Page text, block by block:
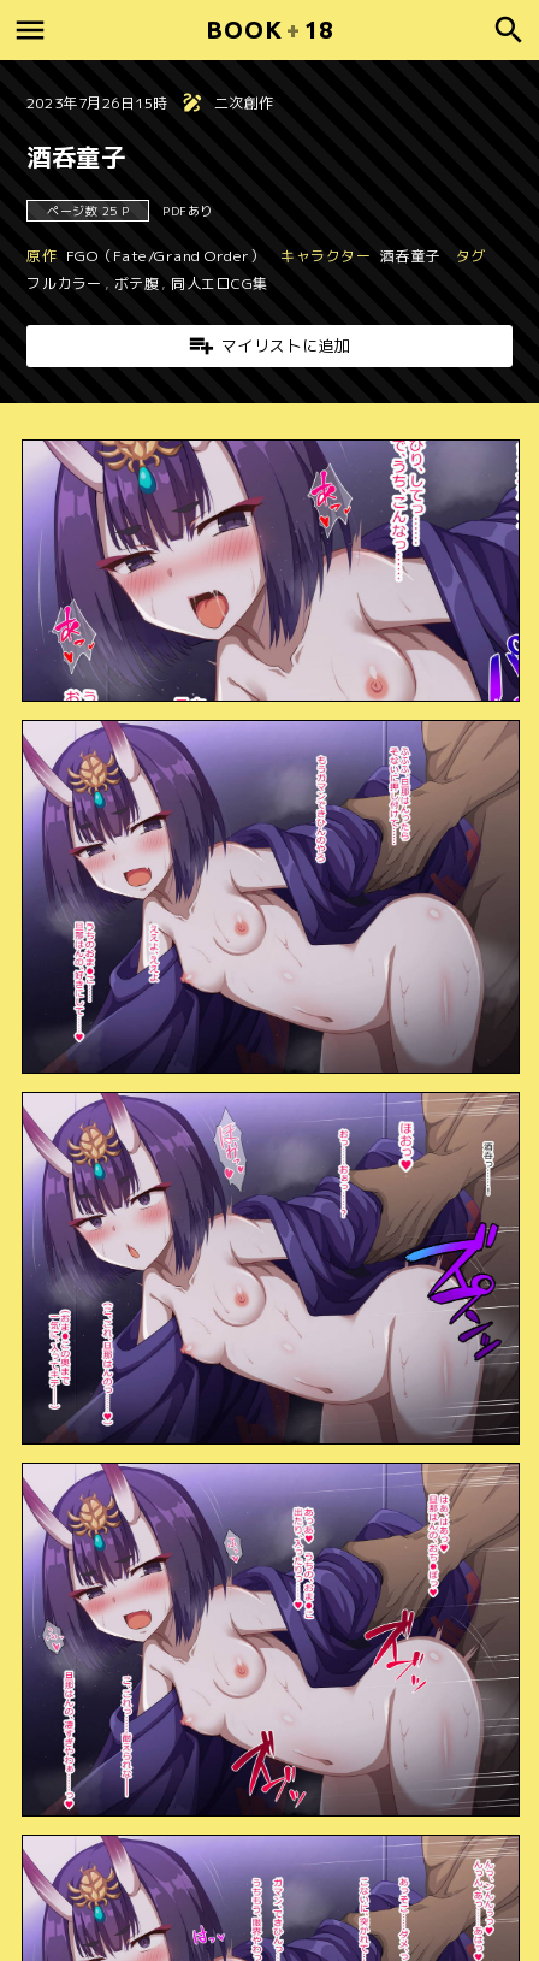
BOOK + 18
2023年7月26日15時 二次創作
酒呑童子
ページ数 25 P PDFあり
原作 FGO（Fate/Grand Order） キャラクター 酒呑童子
タグ
フルカラー , ボテ腹, 同人エロCG集
マイリストに追加